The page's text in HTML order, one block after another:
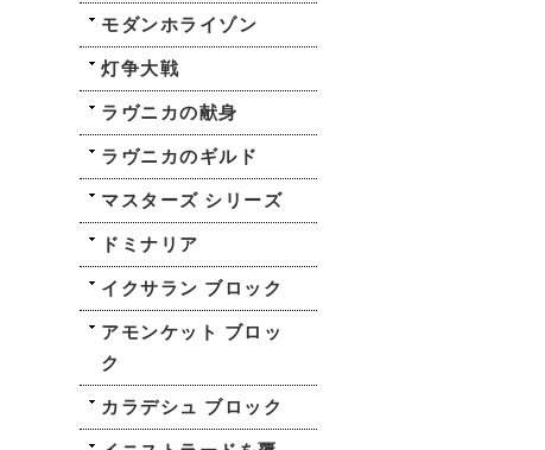
モダンホライゾン
灯争大戦
ラヴニカの献身
ラヴニカのギルド
マスターズ シリーズ
ドミナリア
イクサラン ブロック
アモンケット ブロッ
ク
カラデシュ ブロック